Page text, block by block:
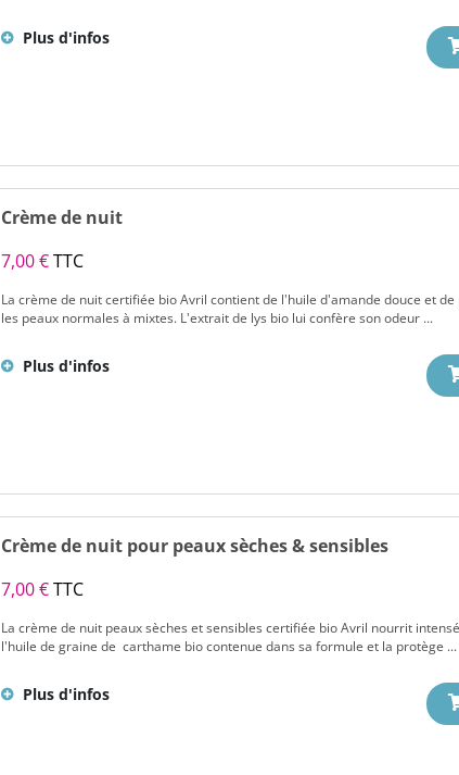
Plus d'infos
Crème de nuit
7,00 €TTC
La crème de nuit certifiée bio Avril contient de l'huile d'amande douce et
les peaux normales à mixtes. L'extrait de lys bio lui confère son odeur ...
Plus d'infos
Crème de nuit pour peaux sèches & sensibles
7,00 €TTC
La crème de nuit peaux sèches et sensibles certifiée bio Avril nourrit
l'huile de graine de carthame bio contenue dans sa formule et la protège ...
Plus d'infos